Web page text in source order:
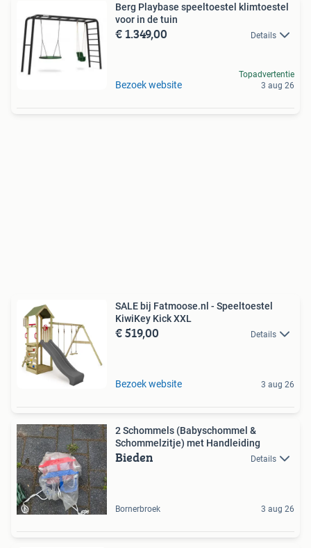
Berg Playbase speeltoestel klimtoestel
voor in de tuin
€ 1.349,00 Details
Bezoek website
Topadvertentie
3 aug 26
SALE bij Fatmoose.nl - Speeltoestel
KiwiKey Kick XXL
€ 519,00 Details
Bezoek website 3 aug 26
2 Schommels (Babyschommel &
Schommelzitje) met Handleiding
Bieden Details
Bornerbroek 3 aug 26